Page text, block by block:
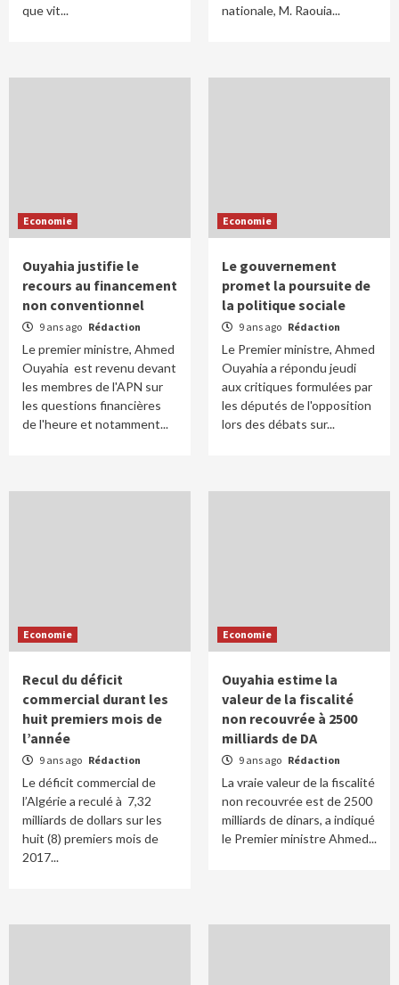
que vit...
nationale, M. Raouia...
Economie
Ouyahia justifie le
recours au financement
non conventionnel
9 ans ago Rédaction
Le premier ministre, Ahmed
Ouyahia est revenu devant
les membres de l'APN sur
les questions financières
de l'heure et notamment...
Economie
Le gouvernement
promet la poursuite de
la politique sociale
9 ans ago Rédaction
Le Premier ministre, Ahmed
Ouyahia a répondu jeudi
aux critiques formulées par
les députés de l'opposition
lors des débats sur...
Economie
Recul du déficit
commercial durant les
huit premiers mois de
l’année
9 ans ago Rédaction
Le déficit commercial de
l’Algérie a reculé à 7,32
milliards de dollars sur les
huit (8) premiers mois de
2017...
Economie
Ouyahia estime la
valeur de la fiscalité
non recouvrée à 2500
milliards de DA
9 ans ago Rédaction
La vraie valeur de la fiscalité
non recouvrée est de 2500
milliards de dinars, a indiqué
le Premier ministre Ahmed...